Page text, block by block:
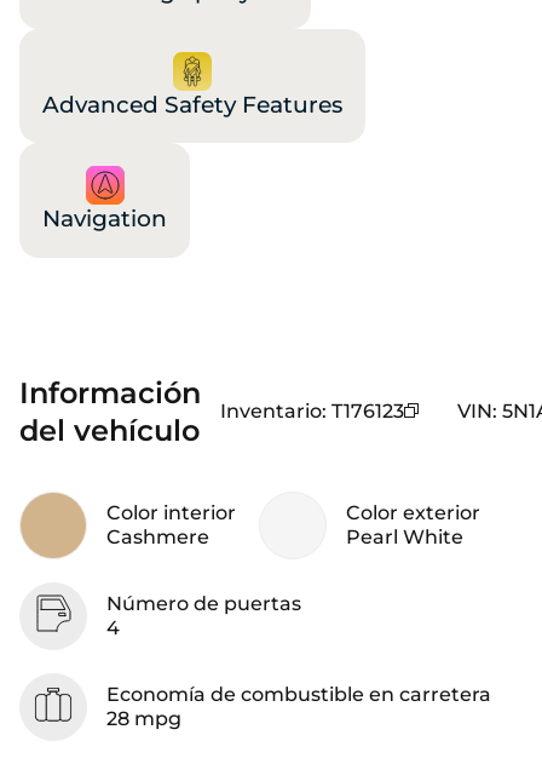
Advanced Safety Features
Navigation
Información
del vehículo
Inventario: T176123 VIN:
Color interior
Cashmere
Color exterior
Pearl White
Número de puertas
4
Economía de combustible en carretera
28 mpg